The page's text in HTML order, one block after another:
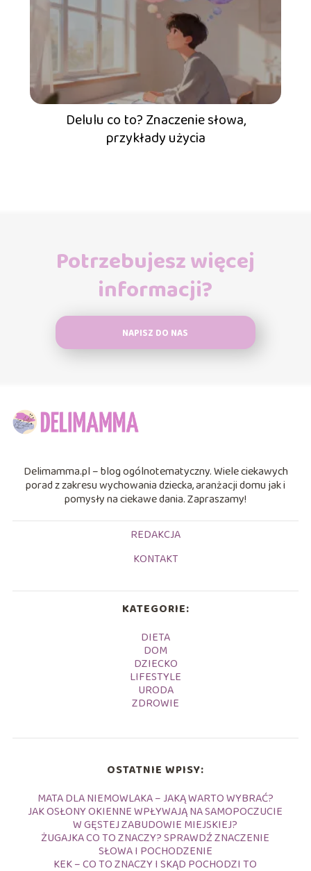
Delulu co to? Znaczenie słowa,
przykłady użycia
Potrzebujesz więcej
informacji?
NAPISZ DO NAS
Delimamma.pl – blog ogólnotematyczny. Wiele ciekawych
porad z zakresu wychowania dziecka, aranżacji domu jak i
pomysły na ciekawe dania. Zapraszamy!
REDAKCJA
KONTAKT
KATEGORIE:
DIETA
DOM
DZIECKO
LIFESTYLE
URODA
ZDROWIE
OSTATNIE WPISY:
MATA DLA NIEMOWLAKA – JAKĄ WARTO WYBRAĆ?
JAK OSŁONY OKIENNE WPŁYWAJĄ NA SAMOPOCZUCIE
W GĘSTEJ ZABUDOWIE MIEJSKIEJ?
ŻUGAJKA CO TO ZNACZY? SPRAWDŹ ZNACZENIE
SŁOWA I POCHODZENIE
KEK – CO TO ZNACZY I SKĄD POCHODZI TO